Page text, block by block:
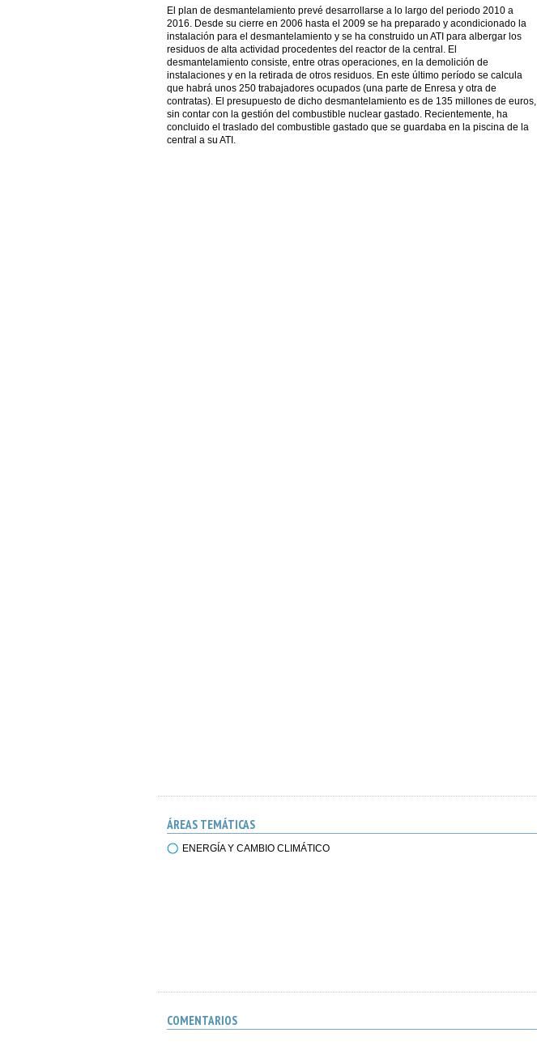
El plan de desmantelamiento prevé desarrollarse a lo largo del periodo 2010 a
2016. Desde su cierre en 2006 hasta el 2009 se ha preparado y acondicionado la
instalación para el desmantelamiento y se ha construido un ATI para albergar los
residuos de alta actividad procedentes del reactor de la central. El
desmantelamiento consiste, entre otras operaciones, en la demolición de
instalaciones y en la retirada de otros residuos. En este último período se calcula
que habrá unos 250 trabajadores ocupados (una parte de Enresa y otra de
contratas). El presupuesto de dicho desmantelamiento es de 135 millones de euros,
sin contar con la gestión del combustible nuclear gastado. Recientemente, ha
concluido el traslado del combustible gastado que se guardaba en la piscina de la
central a su ATI.
ÁREAS TEMÁTICAS
ENERGÍA Y CAMBIO CLIMÁTICO
COMENTARIOS